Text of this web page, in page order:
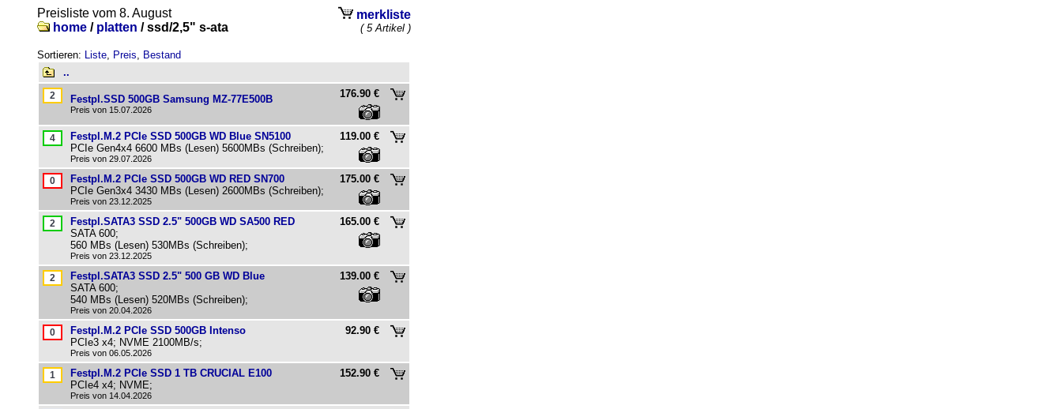
Preisliste vom 8. August
home / platten /ssd/2,5" s-ata
merkliste
( 5 Artikel )
Sortieren: Liste, Preis, Bestand
..
Festpl.SSD 500GB Samsung MZ-77E500B
Preis von 15.07.2026
176.90 €
Festpl.M.2 PCIe SSD 500GB WD Blue SN5100
PCIe Gen4x4 6600 MBs (Lesen) 5600MBs (Schreiben);
Preis von 29.07.2026
119.00 €
Festpl.M.2 PCIe SSD 500GB WD RED SN700
PCIe Gen3x4 3430 MBs (Lesen) 2600MBs (Schreiben);
Preis von 23.12.2025
175.00 €
Festpl.SATA3 SSD 2.5" 500GB WD SA500 RED
SATA 600;
560 MBs (Lesen) 530MBs (Schreiben);
Preis von 23.12.2025
165.00 €
Festpl.SATA3 SSD 2.5" 500 GB WD Blue
SATA 600;
540 MBs (Lesen) 520MBs (Schreiben);
Preis von 20.04.2026
139.00 €
Festpl.M.2 PCIe SSD 500GB Intenso
PCIe3 x4; NVME 2100MB/s;
Preis von 06.05.2026
92.90 €
Festpl.M.2 PCIe SSD 1 TB CRUCIAL E100
PCIe4 x4; NVME;
Preis von 14.04.2026
152.90 €